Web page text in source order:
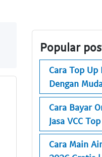
Popular
Cara Top Up
Dengan
Cara Bayar
Jasa VCC
Cara Main